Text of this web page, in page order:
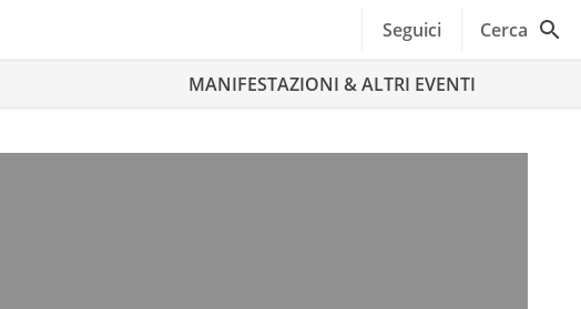
Seguici Cerca
MANIFESTAZIONI & ALTRI EVENTI